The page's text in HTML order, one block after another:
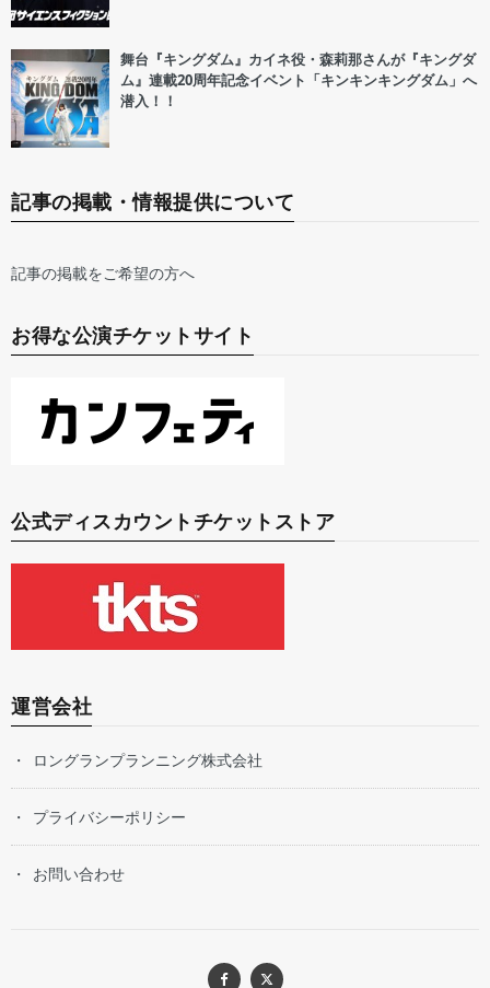
舞台『キングダム』カイネ役・森莉那さんが『キングダ
ム』連載20周年記念イベント「キンキンキングダム」へ
潜入！！
記事の掲載・情報提供について
記事の掲載をご希望の方へ
お得な公演チケットサイト
公式ディスカウントチケットストア
運営会社
ロングランプランニング株式会社
プライバシーポリシー
お問い合わせ